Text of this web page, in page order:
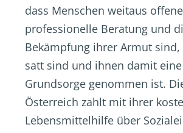
dass Menschen weitaus
professionelle Beratung und
Bekämpfung ihrer Armut sind,
satt sind und ihnen damit
Grundsorge genommen ist.
Österreich zahlt mit ihrer
Lebensmittelhilfe über